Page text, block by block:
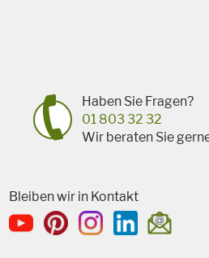
Haben Sie Fragen?
01 803 32 32
Wir beraten Sie
Bleiben wir in Kontakt